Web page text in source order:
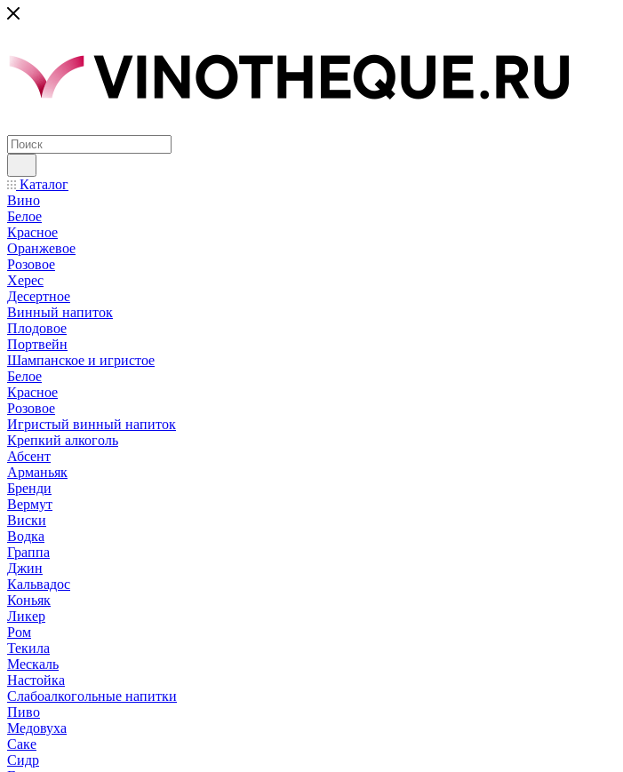
Каталог
Вино
Белое
Красное
Оранжевое
Розовое
Херес
Десертное
Винный напиток
Плодовое
Портвейн
Шампанское и игристое
Белое
Красное
Розовое
Игристый винный напиток
Крепкий алкоголь
Абсент
Арманьяк
Бренди
Вермут
Виски
Водка
Граппа
Джин
Кальвадос
Коньяк
Ликер
Ром
Текила
Мескаль
Настойка
Слабоалкогольные напитки
Пиво
Медовуха
Саке
Сидр